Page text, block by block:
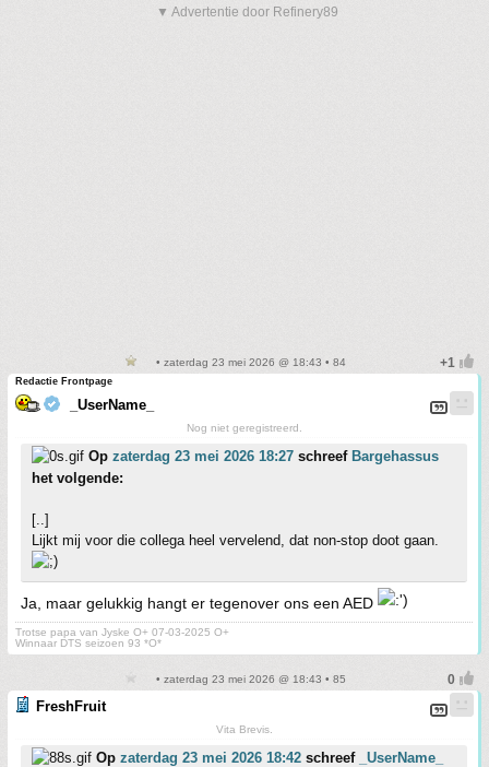
▼ Advertentie door Refinery89
• zaterdag 23 mei 2026 @ 18:43 • 84
Redactie Frontpage
_UserName_
Nog niet geregistreerd.
Op zaterdag 23 mei 2026 18:27 schreef Bargehassus
het volgende:
[..]
Lijkt mij voor die collega heel vervelend, dat non-stop doot gaan.
Ja, maar gelukkig hangt er tegenover ons een AED
Trotse papa van Jyske O+ 07-03-2025 O+
Winnaar DTS seizoen 93 *O*
• zaterdag 23 mei 2026 @ 18:43 • 85
FreshFruit
Vita Brevis.
Op zaterdag 23 mei 2026 18:42 schreef
_UserName_